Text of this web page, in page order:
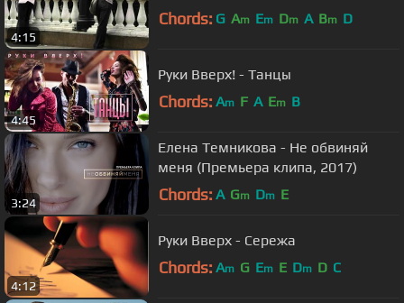
4:15
Chords: G Am Em Dm A Bm D
4:45
Руки Вверх! - Танцы
Chords: Am F A Em B
3:24
Елена Темникова - Не обвиняй
меня (Премьера клипа, 2017)
Chords: A Gm Dm E
4:12
Руки Вверх - Сережа
Chords: Am G Em E Dm D C